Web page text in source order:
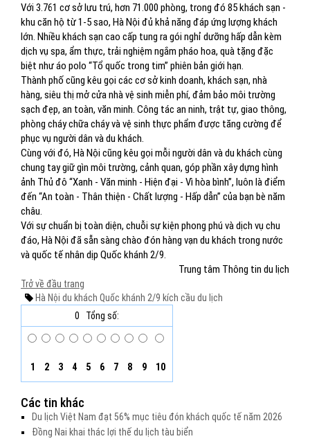
Với 3.761 cơ sở lưu trú, hơn 71.000 phòng, trong đó 85 khách sạn -
khu căn hộ từ 1-5 sao, Hà Nội đủ khả năng đáp ứng lượng khách
lớn. Nhiều khách sạn cao cấp tung ra gói nghỉ dưỡng hấp dẫn kèm
dịch vụ spa, ẩm thực, trải nghiệm ngắm pháo hoa, quà tặng đặc
biệt như áo polo “Tổ quốc trong tim” phiên bản giới hạn.
Thành phố cũng kêu gọi các cơ sở kinh doanh, khách sạn, nhà
hàng, siêu thị mở cửa nhà vệ sinh miễn phí, đảm bảo môi trường
sạch đẹp, an toàn, văn minh. Công tác an ninh, trật tự, giao thông,
phòng cháy chữa cháy và vệ sinh thực phẩm được tăng cường để
phục vụ người dân và du khách.
Cùng với đó, Hà Nội cũng kêu gọi mỗi người dân và du khách cùng
chung tay giữ gìn môi trường, cảnh quan, góp phần xây dựng hình
ảnh Thủ đô “Xanh - Văn minh - Hiện đại - Vì hòa bình”, luôn là điểm
đến “An toàn - Thân thiện - Chất lượng - Hấp dẫn” của bạn bè năm
châu.
Với sự chuẩn bị toàn diện, chuỗi sự kiện phong phú và dịch vụ chu
đáo, Hà Nội đã sẵn sàng chào đón hàng vạn du khách trong nước
và quốc tế nhân dịp Quốc khánh 2/9.
Trung tâm Thông tin du lịch
Trở về đầu trang
Hà Nội du khách Quốc khánh 2/9 kích cầu du lịch
0
Tổng số:
1 2 3 4 5 6 7 8 9 10
Các tin khác
Du lịch Việt Nam đạt 56% mục tiêu đón khách quốc tế năm 2026
Đồng Nai khai thác lợi thế du lịch tàu biển